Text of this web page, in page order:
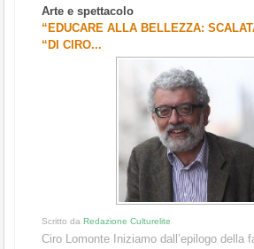
Arte e spettacolo
“EDUCARE ALLA BELLEZZA:
“DI CIRO...
Scritto da Redazione Culturelite
Ciro Lomonte Iniziamo dall’epilogo della